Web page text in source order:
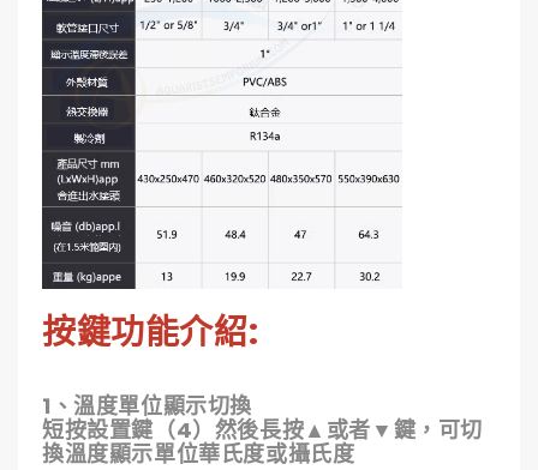
按鍵功能介紹:
1、溫度單位顯示切換
短按設置鍵（4）然後長按▲或者▼鍵，可切
換溫度顯示單位華氏度或攝氏度